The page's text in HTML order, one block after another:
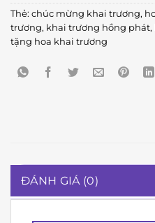
Thẻ: chúc mừng khai trương,
trương, khai trương hồng phát,
tặng hoa khai trương
ĐÁNH GIÁ (0)